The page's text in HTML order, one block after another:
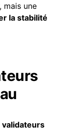
mais une
la stabilité